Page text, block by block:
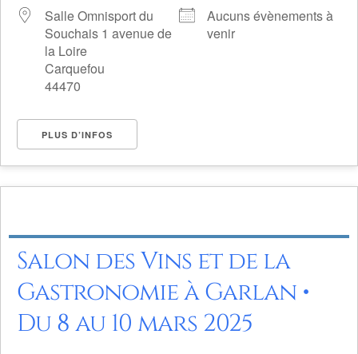
Salle Omnisport du
Souchais 1 avenue de
la Loire
Carquefou
44470
Aucuns évènements à
venir
PLUS D’INFOS
Salon des Vins et de la
Gastronomie à Garlan •
Du 8 au 10 mars 2025